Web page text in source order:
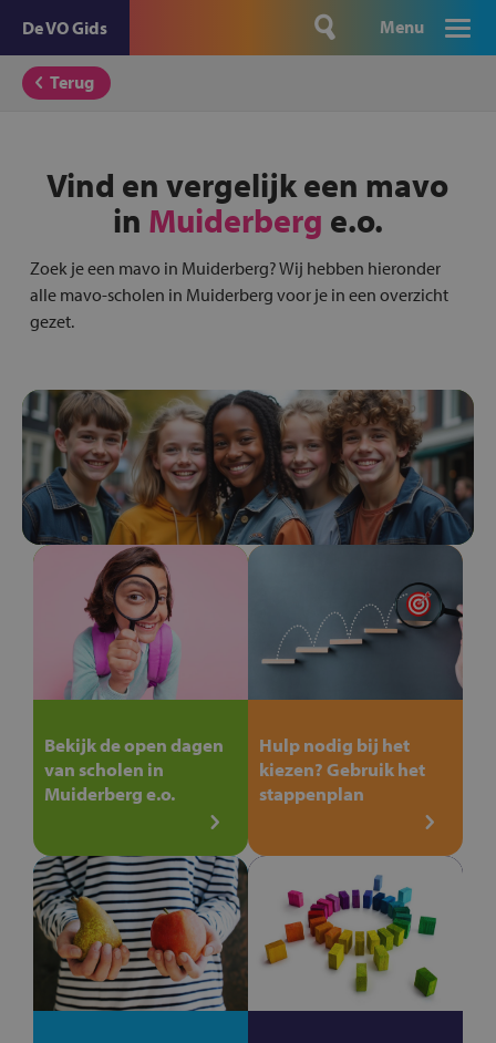
De VO Gids Menu
Terug
Vind en vergelijk een mavo
in Muiderberg e.o.
Zoek je een mavo in Muiderberg? Wij hebben hieronder
alle mavo-scholen in Muiderberg voor je in een overzicht
gezet.
Bekijk de open dagen
van scholen in
Muiderberg e.o.
Hulp nodig bij het
kiezen? Gebruik het
stappenplan